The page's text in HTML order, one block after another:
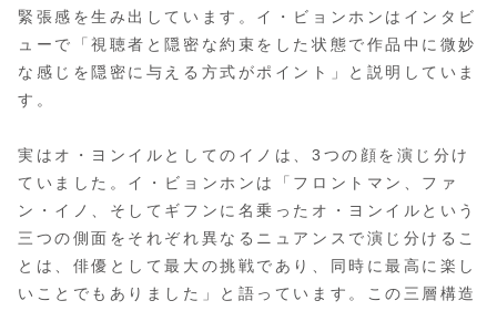
緊張感を生み出しています。イ・ビョンホンはインタビ
ューで「視聴者と隠密な約束をした状態で作品中に微妙
な感じを隠密に与える方式がポイント」と説明していま
す。
実はオ・ヨンイルとしてのイノは、3つの顔を演じ分け
ていました。イ・ビョンホンは「フロントマン、ファ
ン・イノ、そしてギフンに名乗ったオ・ヨンイルという
三つの側面をそれぞれ異なるニュアンスで演じ分けるこ
とは、俳優として最大の挑戦であり、同時に最高に楽し
いことでもありました」と語っています。この三層構造